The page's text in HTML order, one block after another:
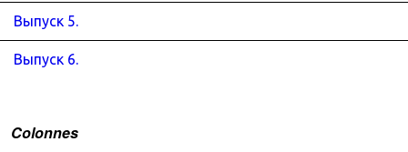
Выпуск 5.
Выпуск 6.
Colonnes